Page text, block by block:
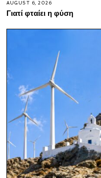
AUGUST 6, 2026
Γιατί φταίει η φύση